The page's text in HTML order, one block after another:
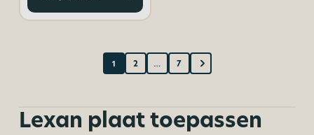
1 2 … 7
Lexan plaat toepassen